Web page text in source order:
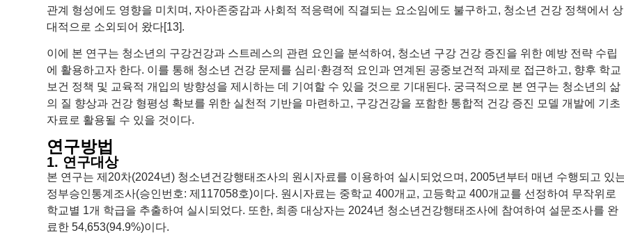
관계 형성에도 영향을 미치며, 자아존중감과 사회적 적응력에 직결되는 요소임에도 불구하고, 청소년 건강 정책에서 상
대적으로 소외되어 왔다[13].
이에 본 연구는 청소년의 구강건강과 스트레스의 관련 요인을 분석하여, 청소년 구강 건강 증진을 위한 예방 전략 수립
에 활용하고자 한다. 이를 통해 청소년 건강 문제를 심리·환경적 요인과 연계된 공중보건적 과제로 접근하고, 향후 학교
보건 정책 및 교육적 개입의 방향성을 제시하는 데 기여할 수 있을 것으로 기대된다. 궁극적으로 본 연구는 청소년의 삶
의 질 향상과 건강 형평성 확보를 위한 실천적 기반을 마련하고, 구강건강을 포함한 통합적 건강 증진 모델 개발에 기초
자료로 활용될 수 있을 것이다.
연구방법
1. 연구대상
본 연구는 제20차(2024년) 청소년건강행태조사의 원시자료를 이용하여 실시되었으며, 2005년부터 매년 수행되고 있
정부승인통계조사(승인번호: 제117058호)이다. 원시자료는 중학교 400개교, 고등학교 400개교를 선정하여 무작위로
학교별 1개 학급을 추출하여 실시되었다. 또한, 최종 대상자는 2024년 청소년건강행태조사에 참여하여 설문조사를 완
료한 54,653(94.9%)이다.